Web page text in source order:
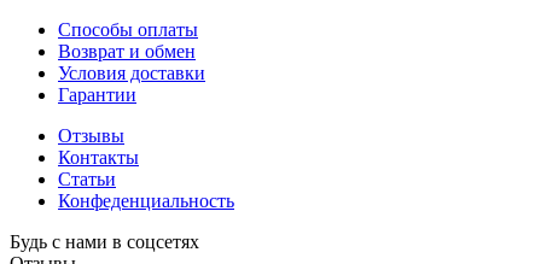
Способы оплаты
Возврат и обмен
Условия доставки
Гарантии
Отзывы
Контакты
Статьи
Конфеденциальность
Будь с нами в соцсетях